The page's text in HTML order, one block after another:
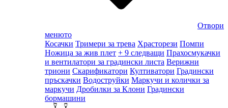
Отвори
менюто
Косачки Тримери за трева Храсторези Помпи
Ножица за жив плет + 9 следващи Прахосмукачки
и вентилатори за градински листа Верижни
триони Скарификатори Култиватори Градински
пръскачки Водоструйки Маркучи и колички за
маркучи Дробилки за Клони Градински
бормашини